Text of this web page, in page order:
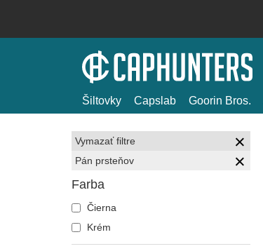
Šiltovky Capslab Goorin Bros.
Vymazať filtre
Pán prsteňov
Farba
Čierna
Krém